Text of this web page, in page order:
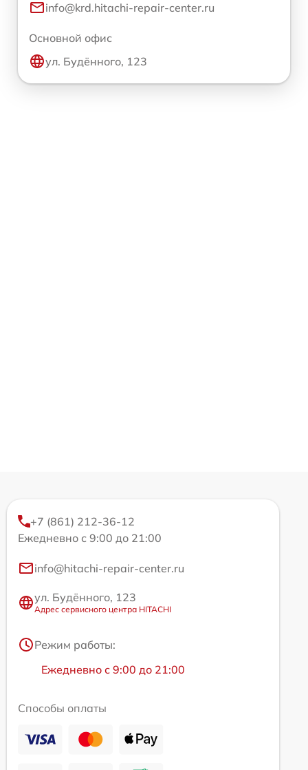
info@krd.hitachi-repair-center.ru
Основной офис
ул. Будённого, 123
+7 (861) 212-36-12
Ежедневно с 9:00 до 21:00
info@hitachi-repair-center.ru
ул. Будённого, 123
Адрес сервисного центра HITACHI
Режим работы:
Ежедневно с 9:00 до 21:00
Способы оплаты